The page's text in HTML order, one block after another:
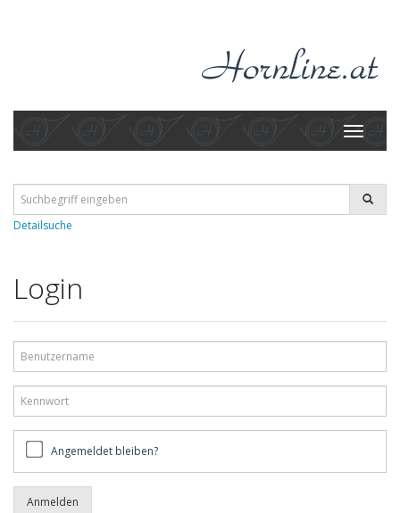
Toggle
Detailsuche
Login
bleiben?Angemeldet bleiben?